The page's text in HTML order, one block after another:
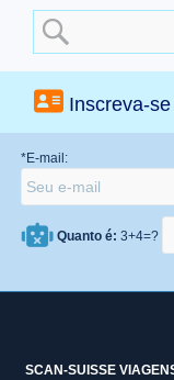
Search
for:
Inscreva-
*E-mail:
Quanto é: 3+4=?
SCAN-SUISSE